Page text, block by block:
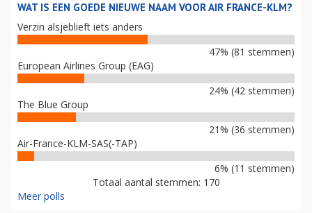
WAT IS EEN GOEDE NIEUWE NAAM VOOR AIR FRANCE-KLM?
Verzin alsjeblieft iets anders
47% (81 stemmen)
European Airlines Group (EAG)
24% (42 stemmen)
The Blue Group
21% (36 stemmen)
Air-France-KLM-SAS(-TAP)
6% (11 stemmen)
Totaal aantal stemmen: 170
Meer polls